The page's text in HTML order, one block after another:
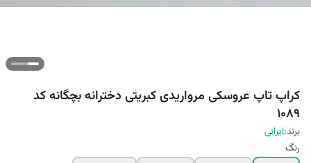
کراپ تاپ عروسکی مرواریدی کبریتی دخترانه بچگانه کد
1089
برند:ایرانی
رنگ